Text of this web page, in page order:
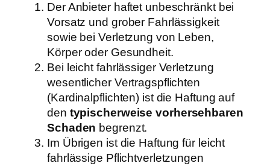
Der Anbieter haftet unbeschränkt bei
Vorsatz und grober Fahrlässigkeit
sowie bei Verletzung von Leben,
Körper oder Gesundheit.
Bei leicht fahrlässiger Verletzung
wesentlicher Vertragspflichten
(Kardinalpflichten) ist die Haftung auf
den typischerweise vorhersehbaren
Schaden begrenzt.
Im Übrigen ist die Haftung für leicht
fahrlässige Pflichtverletzungen